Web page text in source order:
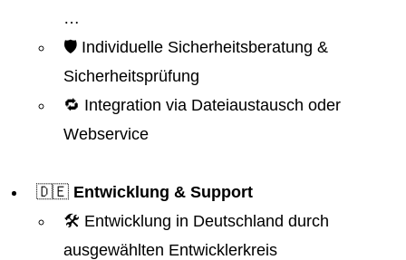
…
🛡️ Individuelle Sicherheitsberatung &
Sicherheitsprüfung
🔁 Integration via Dateiaustausch oder
Webservice
🇩🇪 Entwicklung & Support
🛠️ Entwicklung in Deutschland durch
ausgewählten Entwicklerkreis